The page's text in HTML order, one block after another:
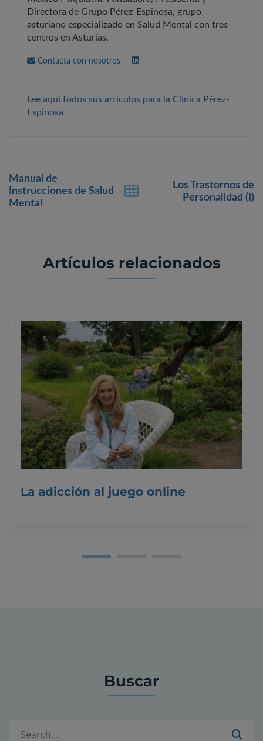
Directora de Grupo Pérez-Espinosa, grupo
asturiano especializado en Salud Mental con tres
centros en Asturias.
Contacta con nosotros
Lee aquí todos sus artículos para la Clínica Pérez-
Espinosa
navigation
Manual de
Instrucciones de Salud
Mental
Los Trastornos de
Personalidad (I)
Artículos relacionados
La adicción al juego online
Buscar